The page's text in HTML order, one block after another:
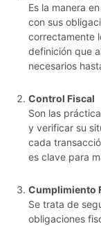
Es la manera
con sus
correctamente
definición que
necesarios
Control Fiscal
Son las
y verificar su
cada
es clave para
Cumplimiento
Se trata de
obligaciones